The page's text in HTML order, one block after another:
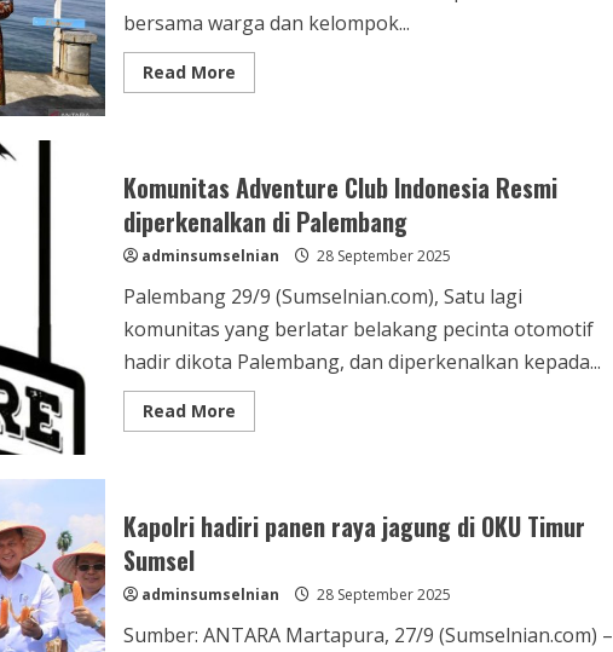
bersama warga dan kelompok...
Read More
Komunitas Adventure Club Indonesia Resmi
diperkenalkan di Palembang
adminsumselnian 28 September 2025
Palembang 29/9 (Sumselnian.com), Satu lagi
komunitas yang berlatar belakang pecinta otomotif
hadir dikota Palembang, dan diperkenalkan kepada...
Read More
Kapolri hadiri panen raya jagung di OKU Timur
Sumsel
adminsumselnian 28 September 2025
Sumber: ANTARA Martapura, 27/9 (Sumselnian.com) –